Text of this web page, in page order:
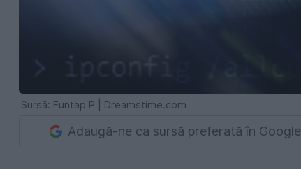
Sursă: Funtap P | Dreamstime.com
Adaugă-ne ca sursă preferată în Google